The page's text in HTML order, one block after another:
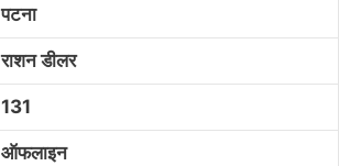
पटना
राशन डीलर
131
ऑफलाइन